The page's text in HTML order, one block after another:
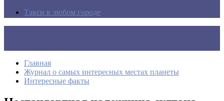
Такси в любом городе
Главная
Журнал о самых интересных местах планеты
Интересные факты